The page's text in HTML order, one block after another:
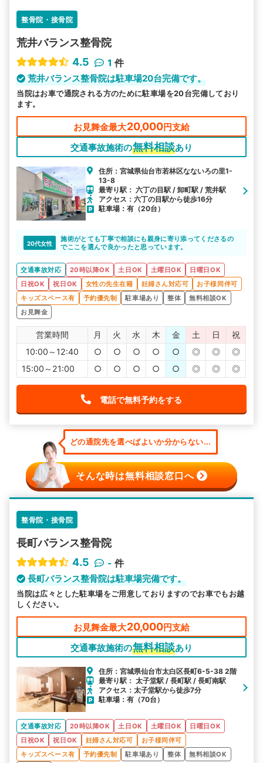
整骨院・接骨院
荒井バランス整骨院
4.5
1 件
荒井バランス整骨院は駐車場20台完備です。
当院はお車で通院される方のために駐車場を20台完備しており
ます。
お見舞金最大20,000円支給
交通事故施術の無料相談あり
住所：宮城県仙台市若林区なないろの里1-
13-8
最寄り駅： 六丁の目駅 / 卸町駅 / 荒井駅
アクセス：六丁の目駅から徒歩16分
駐車場：有（20台）
20代女性
施術がとても丁寧で相談にも親身に寄り添ってくださるの
でここを選んで良かったと思っています。
交通事故対応 20時以降OK 土日OK 土曜日OK
日曜日OK
日祝OK
祝日OK 女性の先生在籍 妊婦さん対応可
お子様同伴可
キッズスペース有
予約優先制 駐車場あり 整体
無料相談OK
お見舞金
営業時間 月 火 水 木 金 土 日
祝
10:00～12:40
○ ○ ○ ○ ○ ◎ ◎
◎
15:00～21:00
○ ○ ○ ○ ○ ◎ ◎ ◎
電話で無料予約をする
どの通院先を選べばよいか分からない...
そんな時は無料相談窓口へ
整骨院・接骨院
長町バランス整骨院
4.5
- 件
長町バランス整骨院は駐車場完備です。
当院は広々とした駐車場をご用意しておりますのでお車でもお越
しください。
お見舞金最大20,000円支給
交通事故施術の無料相談あり
住所：宮城県仙台市太白区長町6-5-38 2階
最寄り駅： 太子堂駅 / 長町駅 / 長町南駅
アクセス：太子堂駅から徒歩7分
駐車場：有（70台）
交通事故対応 20時以降OK 土日OK 土曜日OK
日曜日OK
日祝OK
祝日OK 妊婦さん対応可
お子様同伴可
キッズスペース有
予約優先制 駐車場あり 整体 無料相談OK